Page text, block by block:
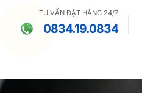
TƯ VẤN ĐẶT HÀNG 24/7
0834.19.0834